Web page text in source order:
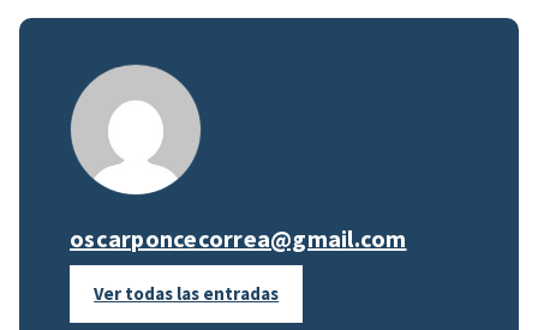
oscarponcecorrea@gmail.com
Ver todas las entradas